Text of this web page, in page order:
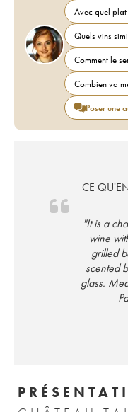
Avec quel
Quels vins
Comment le
Combien va
Poser une
CE
"It is a
wine
grilled
scented
glass.